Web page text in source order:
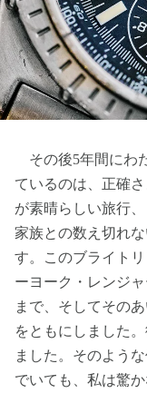
その後5年間にわ
ているのは、正確
が素晴らしい旅行
家族との数え切れ
す。このブライト
ーヨーク・レンジ
まで、そしてその
をともにしました
ました。そのよう
でいても、私は驚か